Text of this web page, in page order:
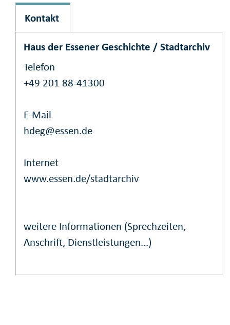
Kontakt
Haus der Essener Geschichte / Stadtarchiv
Telefon
+49 201 88-41300
E-Mail
hdeg@essen.de
Internet
www.essen.de/stadtarchiv
weitere Informationen (Sprechzeiten,
Anschrift, Dienstleistungen...)